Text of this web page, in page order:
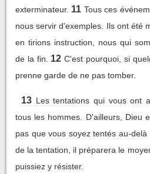
exterminateur. 11 Tous ces
nous servir d'exemples. Ils ont été
en tirions instruction, nous qui
de la fin.
12 C'est pourquoi, si
prenne garde de ne pas tomber.
13 Les tentations qui vous ont
tous les hommes. D'ailleurs, Dieu
pas que vous soyez tentés au-
de la tentation, il préparera le
puissiez y résister.